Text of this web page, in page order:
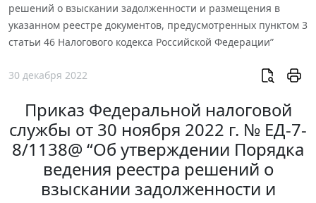
решений о взыскании задолженности и размещения в
указанном реестре документов, предусмотренных пунктом 3
статьи 46 Налогового кодекса Российской Федерации”
30 декабря 2022
Приказ Федеральной налоговой
службы от 30 ноября 2022 г. № ЕД-7-
8/1138@ “Об утверждении Порядка
ведения реестра решений о
взыскании задолженности и